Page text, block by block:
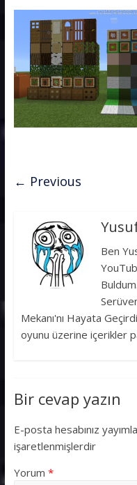
← Previous
Ben
Mekanı'nı Hayata
oyunu üzerine içerikler
Bir cevap yazın
E-posta hesabınız
işaretlenmişlerdir
Yorum *